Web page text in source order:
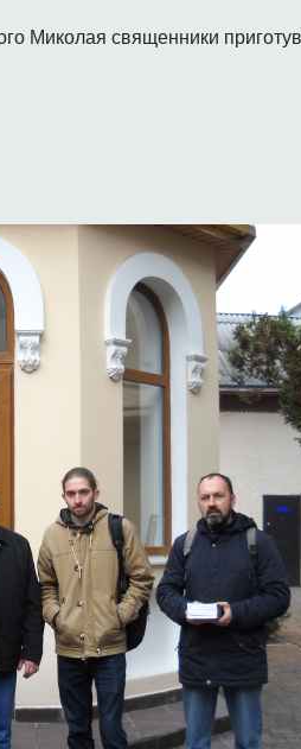
Миколая священники